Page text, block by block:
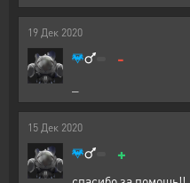
19 Дек 2020
-
15 Дек 2020
+